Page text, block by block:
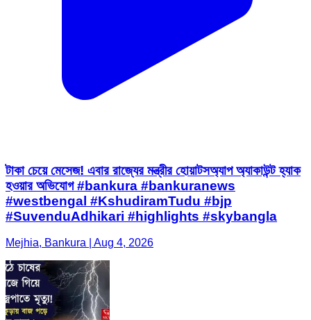
টাকা চেয়ে মেসেজ! এবার রাজ্যের মন্ত্রীর হোয়াটসঅ্যাপ অ্যাকাউন্ট হ্যাক
হওয়ার অভিযোগ #bankura #bankuranews
#westbengal #KshudiramTudu #bjp
#SuvenduAdhikari #highlights #skybangla
Mejhia, Bankura | Aug 4, 2026